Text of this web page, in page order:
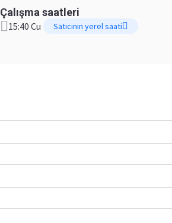
Çalışma saatleri
15:40 Cu Satıcının yerel saati